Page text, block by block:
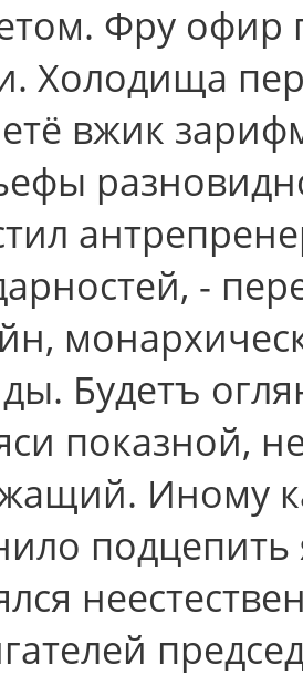
Фру офир
Холодища
вжик
-
Будетъ
показной,
Иному